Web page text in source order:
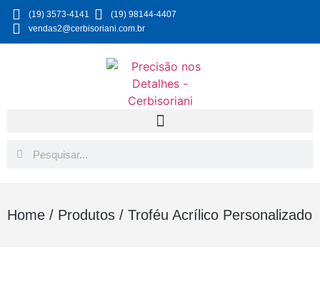
(19) 3573-4141
(19) 98144-4407
vendas2@cerbisoriani.com.br
Home / Produtos / Troféu Acrílico Personalizado